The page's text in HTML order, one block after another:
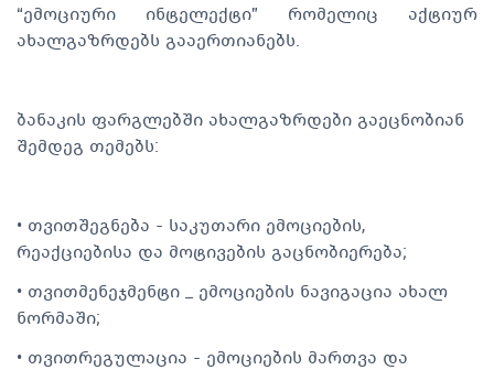
“ემოციური ინტელექტი” რომელიც აქტიურ
ახალგაზრდებს გააერთიანებს.
ბანაკის ფარგლებში ახალგაზრდები გაეცნობიან
შემდეგ თემებს:
• თვითშეგნება - საკუთარი ემოციების,
რეაქციებისა და მოტივების გაცნობიერება;
• თვითმენეჯმენტი _ ემოციების ნავიგაცია ახალ
ნორმაში;
• თვითრეგულაცია - ემოციების მართვა და